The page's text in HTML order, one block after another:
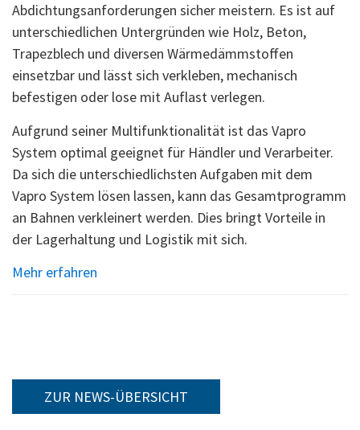
Abdichtungsanforderungen sicher meistern. Es ist auf
unterschiedlichen Untergründen wie Holz, Beton,
Trapezblech und diversen Wärmedämmstoffen
einsetzbar und lässt sich verkleben, mechanisch
befestigen oder lose mit Auflast verlegen.
Aufgrund seiner Multifunktionalität ist das Vapro
System optimal geeignet für Händler und Verarbeiter.
Da sich die unterschiedlichsten Aufgaben mit dem
Vapro System lösen lassen, kann das Gesamtprogramm
an Bahnen verkleinert werden. Dies bringt Vorteile in
der Lagerhaltung und Logistik mit sich.
Mehr erfahren
ZUR NEWS-ÜBERSICHT